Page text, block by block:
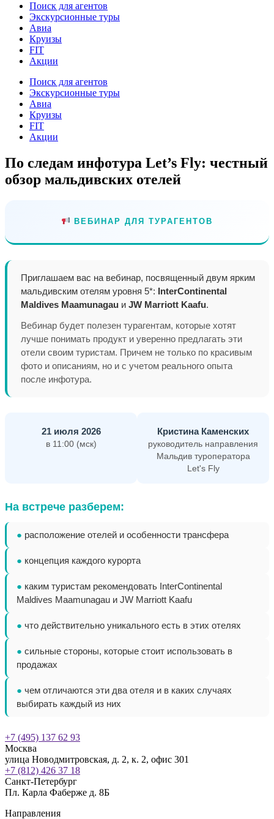
Поиск для агентов
Экскурсионные туры
Авиа
Круизы
FIT
Акции
Поиск для агентов
Экскурсионные туры
Авиа
Круизы
FIT
Акции
По следам инфотура Let’s Fly: честный
обзор мальдивских отелей
ВЕБИНАР ДЛЯ ТУРАГЕНТОВ
Приглашаем вас на вебинар, посвященный двум ярким
мальдивским отелям уровня 5*: InterContinental
Maldives Maamunagau и JW Marriott Kaafu.
Вебинар будет полезен турагентам, которые хотят
лучше понимать продукт и уверенно предлагать эти
отели своим туристам. Причем не только по красивым
фото и описаниям, но и с учетом реального опыта
после инфотура.
21 июля 2026
в 11:00 (мск)
Кристина Каменских
руководитель направления
Мальдив туроператора
Let's Fly
На встрече разберем:
● расположение отелей и особенности трансфера
● концепция каждого курорта
● каким туристам рекомендовать InterContinental
Maldives Maamunagau и JW Marriott Kaafu
● что действительно уникального есть в этих отелях
● сильные стороны, которые стоит использовать в
продажах
● чем отличаются эти два отеля и в каких случаях
выбирать каждый из них
+7 (495) 137 62 93
Москва
улица Новодмитровская, д. 2, к. 2, офис 301
+7 (812) 426 37 18
Санкт-Петербург
Пл. Карла Фаберже д. 8Б
Направления